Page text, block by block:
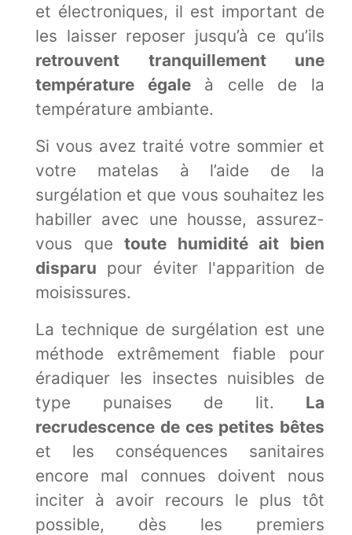
et électroniques, il est important de
les laisser reposer jusqu’à ce qu’ils
retrouvent tranquillement une
température égaleà celle de la
température ambiante.
Si vous avez traité votre sommier et
votre matelas à l’aide de la
surgélation et que vous souhaitez les
habiller avec une housse, assurez-
vous quetoute humidité ait bien
disparu pour éviter l'apparition de
moisissures.
La technique de surgélation est une
méthode extrêmement fiable pour
éradiquer les insectes nuisibles de
type punaises de lit. La
recrudescence de ces petites bêtes
et les conséquences sanitaires
encore mal connues doivent nous
inciter à avoir recours le plus tôt
possible, dès les premiers